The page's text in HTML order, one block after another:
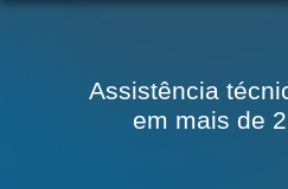
Assistência
em mais de